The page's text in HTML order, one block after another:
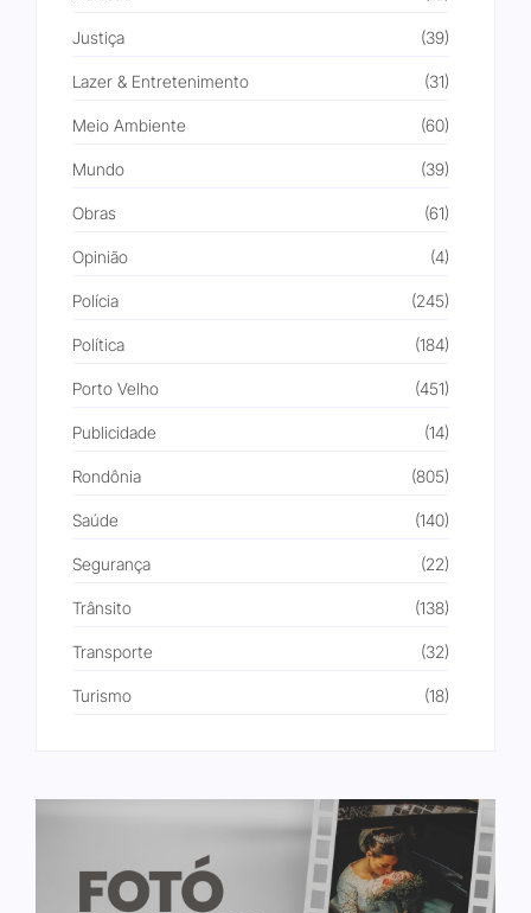
Justiça (39)
Lazer & Entretenimento (31)
Meio Ambiente (60)
Mundo (39)
Obras (61)
Opinião (4)
Polícia (245)
Política (184)
Porto Velho (451)
Publicidade (14)
Rondônia (805)
Saúde (140)
Segurança (22)
Trânsito (138)
Transporte (32)
Turismo (18)